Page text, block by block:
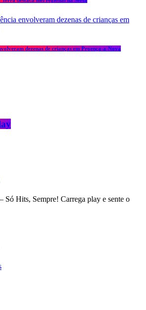
dezenas de crianças em Proença-a-Nova
Hits, Sempre! Carrega play e sente o